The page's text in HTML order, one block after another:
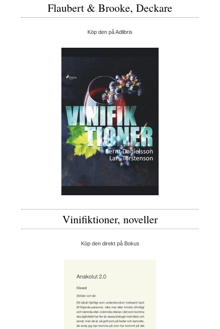
Flaubert & Brooke, Deckare
Köp den på Adlibris
Vinifiktioner, noveller
Köp den direkt på Bokus